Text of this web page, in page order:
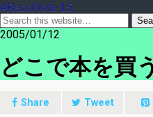
ARecoNote 15
2005/01/12
どこで本を買
Share Tweet